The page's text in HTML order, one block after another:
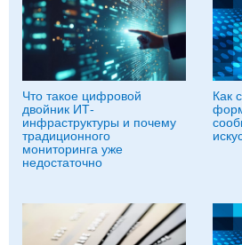
Что такое цифровой
двойник ИТ-
инфраструктуры и почему
традиционного
мониторинга уже
недостаточно
Как